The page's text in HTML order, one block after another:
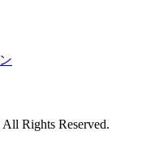
Rights Reserved.